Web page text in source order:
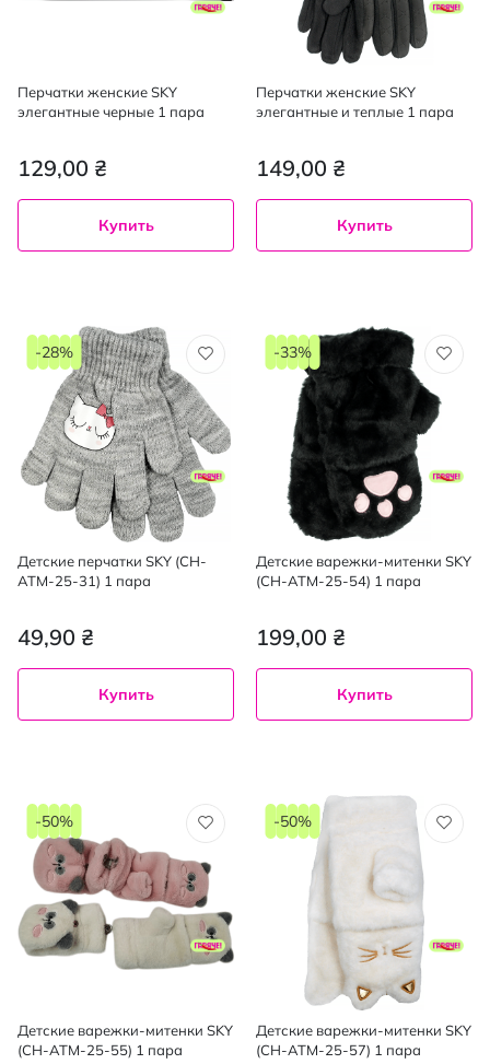
Перчатки женские SKY
элегантные черные 1 пара
129,00 ₴
Купить
Перчатки женские SKY
элегантные и теплые 1 пара
149,00 ₴
Купить
Детские перчатки SKY (CH-
ATM-25-31) 1 пара
49,90 ₴
-28%
Купить
Детские варежки-митенки SKY
(CH-ATM-25-54) 1 пара
199,00 ₴
-33%
Купить
Детские варежки-митенки SKY
(CH-ATM-25-55) 1 пара
-50%
Детские варежки-митенки SKY
(CH-ATM-25-57) 1 пара
-50%